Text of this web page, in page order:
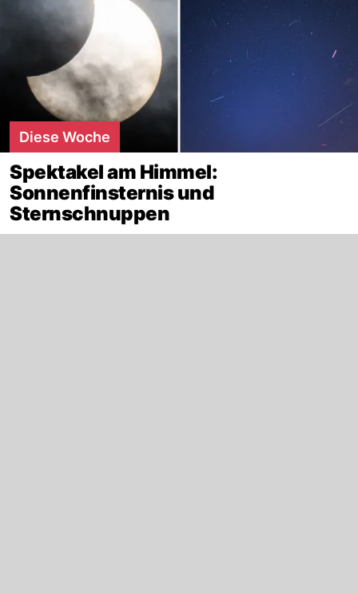
Diese Woche
Spektakel am Himmel:
Sonnenfinsternis und
Sternschnuppen